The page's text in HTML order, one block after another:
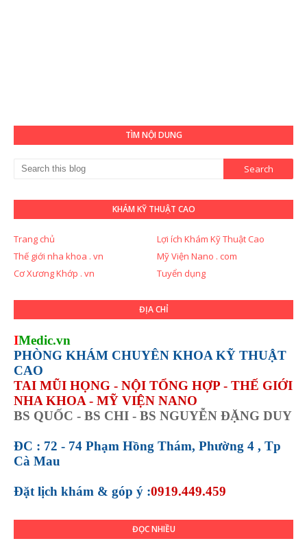
TÌM NỘI DUNG
KHÁM KỸ THUẬT CAO
Trang chủ
Lợi ích Khám Kỹ Thuật Cao
Thế giới nha khoa . vn
Mỹ Viện Nano . com
Cơ Xương Khớp . vn
Tuyển dụng
ĐỊA CHỈ
IMedic.vn
PHÒNG KHÁM CHUYÊN KHOA KỸ THUẬT
CAO
TAI MŨI HỌNG - NỘI TỔNG HỢP - THẾ GIỚI
NHA KHOA - MỸ VIỆN NANO
BS QUỐC - BS CHI - BS NGUYỄN ĐẶNG DUY
ĐC : 72 - 74 Phạm Hồng Thám, Phường 4 , Tp
Cà Mau
Đặt lịch khám & góp ý :0919.449.459
ĐỌC NHIỀU